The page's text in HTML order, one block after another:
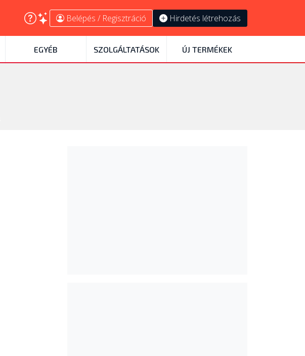
Belépés / Regisztráció Hirdetés létrehozás
EGYÉB SZOLGÁLTATÁSOK ÚJ TERMÉKEK